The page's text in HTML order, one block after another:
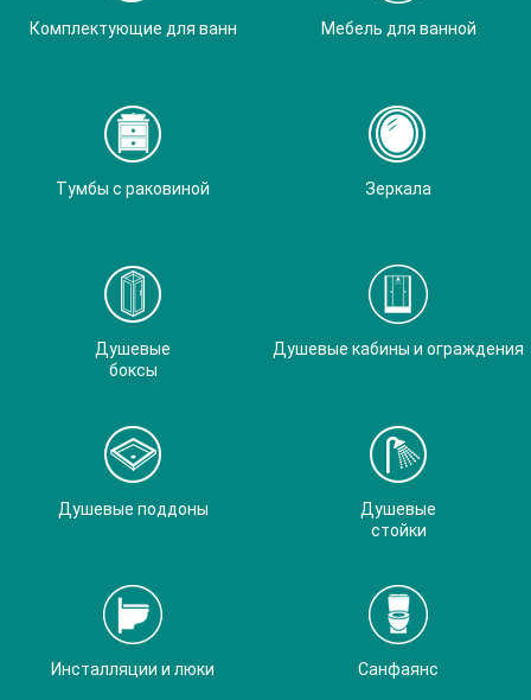
Комплектующие для ванн Мебель для ванной
Тумбы с раковиной Зеркала
Душевые
боксы
Душевые кабины и ограждения
Душевые поддоны
Душевые
стойки
Инсталляции и люки Санфаянс